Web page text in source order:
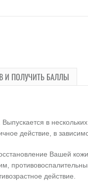
И ПОЛУЧИТЬ БАЛЛЫ
в
действие, в
Вашей
действие.